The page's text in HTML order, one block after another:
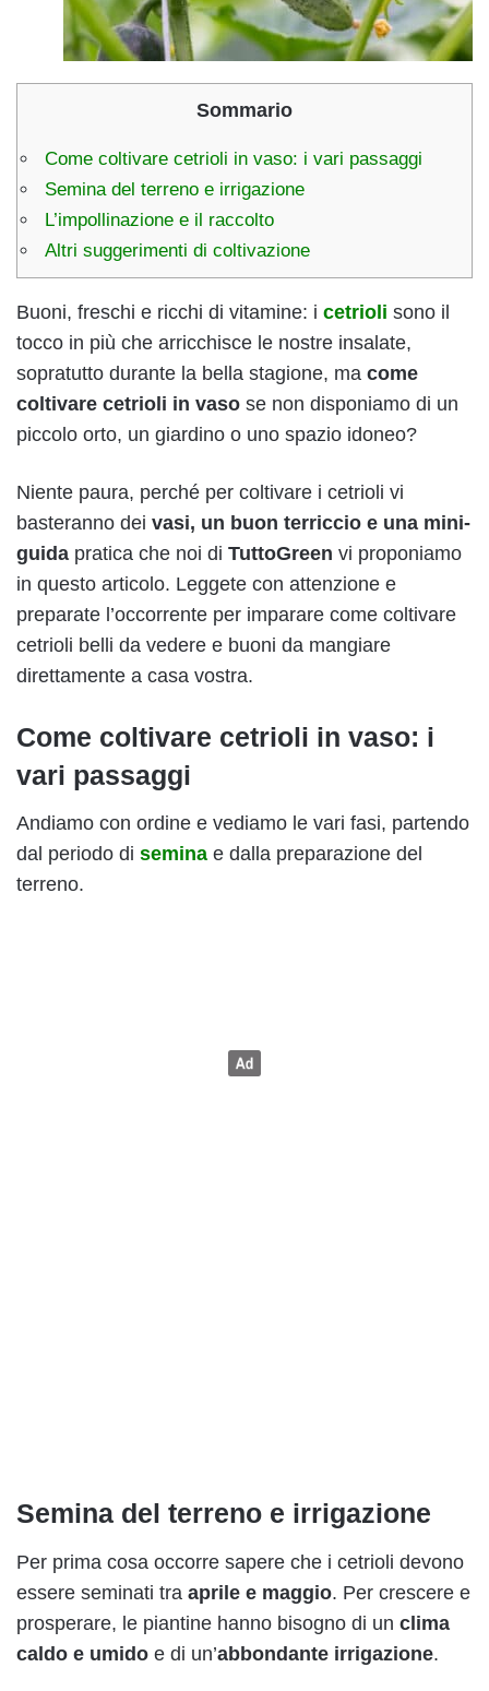
Sommario
Come coltivare cetrioli in vaso: i vari passaggi
Semina del terreno e irrigazione
L’impollinazione e il raccolto
Altri suggerimenti di coltivazione
Buoni, freschi e ricchi di vitamine: i cetrioli sono il
tocco in più che arricchisce le nostre insalate,
sopratutto durante la bella stagione, ma come
coltivare cetrioli in vaso se non disponiamo di un
piccolo orto, un giardino o uno spazio idoneo?
Niente paura, perché per coltivare i cetrioli vi
basteranno dei vasi, un buon terriccio e una mini-
guida pratica che noi di TuttoGreen vi proponiamo
in questo articolo. Leggete con attenzione e
preparate l’occorrente per imparare come coltivare
cetrioli belli da vedere e buoni da mangiare
direttamente a casa vostra.
Come coltivare cetrioli in vaso: i
vari passaggi
Andiamo con ordine e vediamo le vari fasi, partendo
dal periodo di semina e dalla preparazione del
terreno.
Semina del terreno e irrigazione
Per prima cosa occorre sapere che i cetrioli devono
essere seminati tra aprile e maggio. Per crescere e
prosperare, le piantine hanno bisogno di un clima
caldo e umido e di un’abbondante irrigazione.